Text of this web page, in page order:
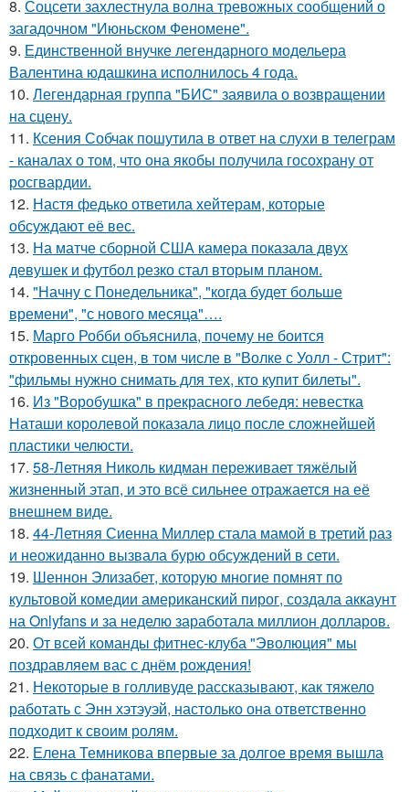
8. Соцсети захлестнула волна тревожных сообщений о
загадочном "Июньском Феномене".
9. Единственной внучке легендарного модельера
Валентина юдашкина исполнилось 4 года.
10. Легендарная группа "БИС" заявила о возвращении
на сцену.
11. Ксения Собчак пошутила в ответ на слухи в телеграм
- каналах о том, что она якобы получила госохрану от
росгвардии.
12. Настя федько ответила хейтерам, которые
обсуждают её вес.
13. На матче сборной США камера показала двух
девушек и футбол резко стал вторым планом.
14. "Начну с Понедельника", "когда будет больше
времени", "с нового месяца"….
15. Марго Робби объяснила, почему не боится
откровенных сцен, в том числе в "Волке с Уолл - Стрит":
"фильмы нужно снимать для тех, кто купит билеты".
16. Из "Воробушка" в прекрасного лебедя: невестка
Наташи королевой показала лицо после сложнейшей
пластики челюсти.
17. 58-Летняя Николь кидман переживает тяжёлый
жизненный этап, и это всё сильнее отражается на её
внешнем виде.
18. 44-Летняя Сиенна Миллер стала мамой в третий раз
и неожиданно вызвала бурю обсуждений в сети.
19. Шеннон Элизабет, которую многие помнят по
культовой комедии американский пирог, создала аккаунт
на Onlyfans и за неделю заработала миллион долларов.
20. От всей команды фитнес-клуба "Эволюция" мы
поздравляем вас с днём рождения!
21. Некоторые в голливуде рассказывают, как тяжело
работать с Энн хэтэуэй, настолько она ответственно
подходит к своим ролям.
22. Елена Темникова впервые за долгое время вышла
на связь с фанатами.